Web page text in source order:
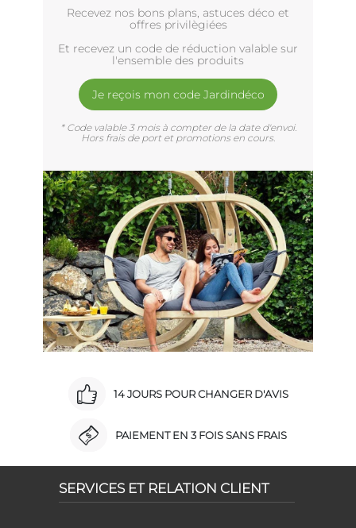
Recevez nos bons plans, astuces déco et
offres privilègiées
Et recevez un code de réduction valable sur
l'ensemble des produits
Je reçois mon code Jardindéco
* Code valable 3 mois à compter de la date d'envoi.
Hors frais de port et promotions en cours.
14 JOURS POUR CHANGER D'AVIS
PAIEMENT EN 3 FOIS SANS FRAIS
SERVICES ET RELATION CLIENT